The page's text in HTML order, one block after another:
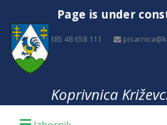
Page is under
+385 48 658 111
Koprivnica